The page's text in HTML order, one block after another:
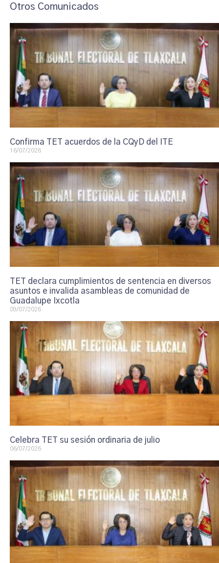
Otros Comunicados
Confirma TET acuerdos de la CQyD del ITE
16/07/2026
TET declara cumplimientos de sentencia en diversos
asuntos e invalida asambleas de comunidad de
Guadalupe Ixcotla
09/07/2026
Celebra TET su sesión ordinaria de julio
06/07/2026